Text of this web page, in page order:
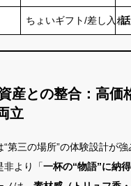
ちょいギフト/差し入れ
産との整合：高価
立
第三の場所”の体験設計が強
非より「一杯の“物語”に納